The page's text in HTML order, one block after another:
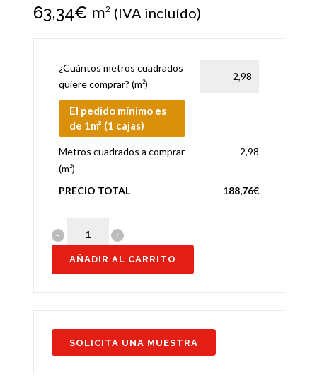
63,34€ m2 (IVA incluído)
¿Cuántos metros cuadrados
quiere comprar? (m2)
El pedido mínimo es
de 1m² (1 cajas)
Metros cuadrados a comprar
(m 2)
2,98
PRECIO TOTAL 188,76€
AÑADIR AL CARRITO
SOLICITA UNA MUESTRA